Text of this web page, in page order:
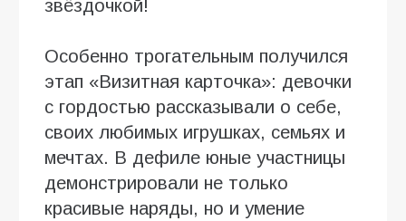
звёздочкой!
Особенно трогательным получился
этап «Визитная карточка»: девочки
с гордостью рассказывали о себе,
своих любимых игрушках, семьях и
мечтах. В дефиле юные участницы
демонстрировали не только
красивые наряды, но и умение